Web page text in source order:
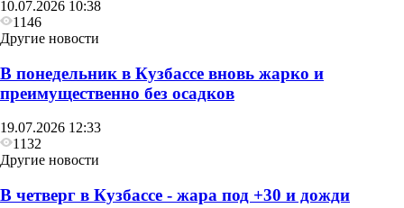
10.07.2026 10:38
1146
Другие новости
В понедельник в Кузбассе вновь жарко и
преимущественно без осадков
19.07.2026 12:33
1132
Другие новости
В четверг в Кузбассе - жара под +30 и дожди